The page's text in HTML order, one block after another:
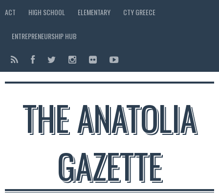
ACT HIGH SCHOOL ELEMENTARY CTY GREECE
ENTREPRENEURSHIP HUB
THE ANATOLIA
GAZETTE